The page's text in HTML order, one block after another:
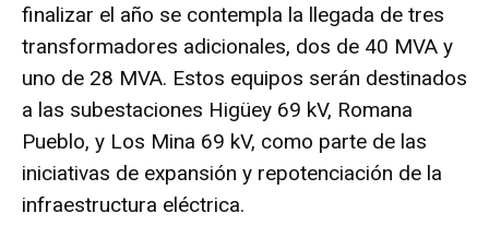
finalizar el año se contempla la llegada de tres
transformadores adicionales, dos de 40 MVA y
uno de 28 MVA. Estos equipos serán destinados
a las subestaciones Higüey 69 kV, Romana
Pueblo, y Los Mina 69 kV, como parte de las
iniciativas de expansión y repotenciación de la
infraestructura eléctrica.